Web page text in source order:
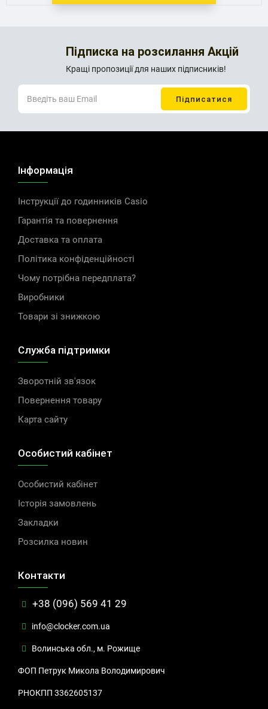
Підписка на розсилання Акцій
Кращі пропозиції для наших підписників!
Інформація
Інструкції до годинників Casio
Гарантія та повернення
Доставка та оплата
Політика конфіденційності
Чому потрібна передплата?
Виробники
Товари зі знижкою
Служба підтримки
Зворотній зв'язок
Повернення товару
Карта сайту
Особистий кабінет
Особистий кабінет
Історія замовлень
Закладки
Розсилка новин
Контакти
+38 (096) 569 41 29
info@clocker.com.ua
Волинська обл., м. Рожище
ФОП Петрук Микола Володимирович
РНОКПП 3362605137